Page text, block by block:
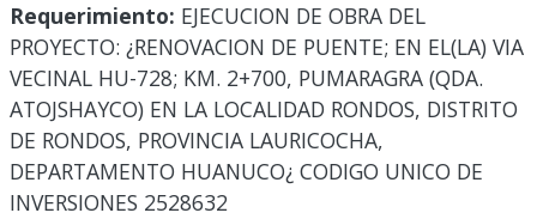
Requerimiento: EJECUCION DE OBRA DEL
PROYECTO: ¿RENOVACION DE PUENTE; EN EL(LA) VIA
VECINAL HU-728; KM. 2+700, PUMARAGRA (QDA.
ATOJSHAYCO) EN LA LOCALIDAD RONDOS, DISTRITO
DE RONDOS, PROVINCIA LAURICOCHA,
DEPARTAMENTO HUANUCO¿ CODIGO UNICO DE
INVERSIONES 2528632